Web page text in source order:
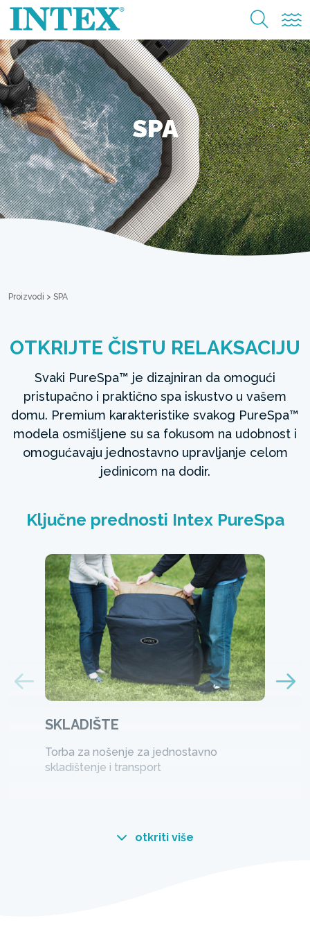
SPA
Proizvodi > SPA
OTKRIJTE ČISTU RELAKSACIJU
Svaki PureSpa™ je dizajniran da omogući
pristupačno i praktično spa iskustvo u vašem
domu. Premium karakteristike svakog PureSpa™
modela osmišljene su sa fokusom na udobnost i
omogućavaju jednostavno upravljanje celom
jedinicom na dodir.
Ključne prednosti Intex PureSpa
SKLADIŠTE
Torba za nošenje za jednostavno
skladištenje i transport
otkriti više